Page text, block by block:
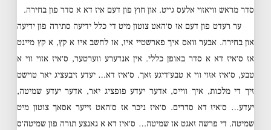
סדר מראש וויאזוי אלעס גייט. און חוץ פון דעם איז דא א סדר פון בחירה.
ער רעדט פון דעם אז ס׳האט צוטון מיט די כלל ידיעה סתירה פון ידיעה
און בחירה. אבער וואס איך פארשטיי איז, אז לחשב איז א קץ, א קץ מיינט
אז ס׳איז דא א סדר באופן כללי. אין אנדערע ווערטער, ס׳איז אזוי ווי א
טבע, ס׳איז אזוי ווי א טבע׳דיגע זאך. ס׳איז דא… יעדע זיבעציג יאר טוישט
זיך די מלכות, איך ווייס, אדער יעדע פופציג יאר, אדער יעדע שמיטה,
יעדע… ס׳איז דא סדרים. ס׳איז ניכר אז ס׳האט זייער אסאך צוטון מיט
שמיטה. די פרשה זאגט אז שמיטה… ס׳איז דא א גאנצע תורה פון שמיטה׳ס